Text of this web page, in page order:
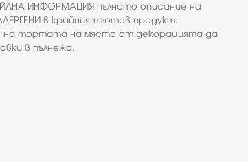
ИНФОРМАЦИЯ пълното описание на
в крайният готов продукт.
на тортата на място от декорацията да
в пълнежа.